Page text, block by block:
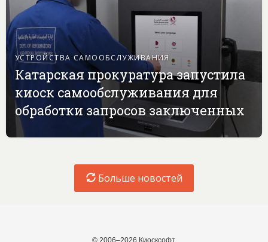
УСТРОЙСТВА САМООБСЛУЖИВАНИЯ
Катарская прокуратура запустила
киоск самообслуживания для
обработки запросов заключенных
Больше новостей
© 2006–2026 Киосксофт.